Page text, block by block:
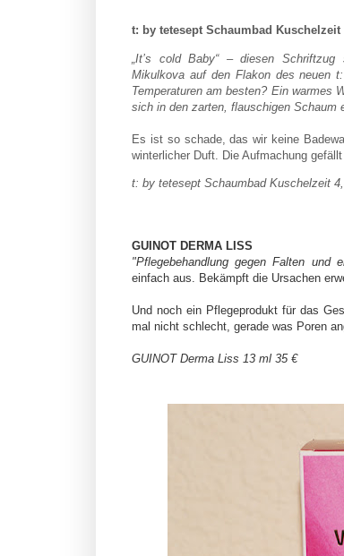
t: by tetesept Schaumbad Kuschelzeit
„It’s cold Baby“ – diesen
Mikulkova auf den Flakon des neuen
Temperaturen am besten? Ein warmes
sich in den zarten, flauschigen Schaum
Es ist so schade, das wir keine
winterlicher Duft. Die Aufmachung
t: by tetesept Schaumbad Kuschelzeit
GUINOT DERMA LISS
"Pflegebehandlung gegen Falten und
einfach aus.
Bekämpft die Ursachen
Und noch ein Pflegeprodukt für das
mal nicht schlecht, gerade was Poren
GUINOT Derma Liss 13 ml 35 €